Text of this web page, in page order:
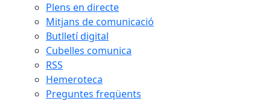
Plens en directe
Mitjans de comunicació
Butlletí digital
Cubelles comunica
RSS
Hemeroteca
Preguntes freqüents